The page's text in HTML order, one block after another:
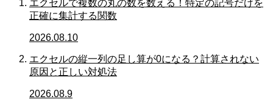
エクセルで複数の丸の数を数える！特定の記号だけを
正確に集計する関数
2026.08.10
エクセルの縦一列の足し算が0になる？計算されない
原因と正しい対処法
2026.08.9